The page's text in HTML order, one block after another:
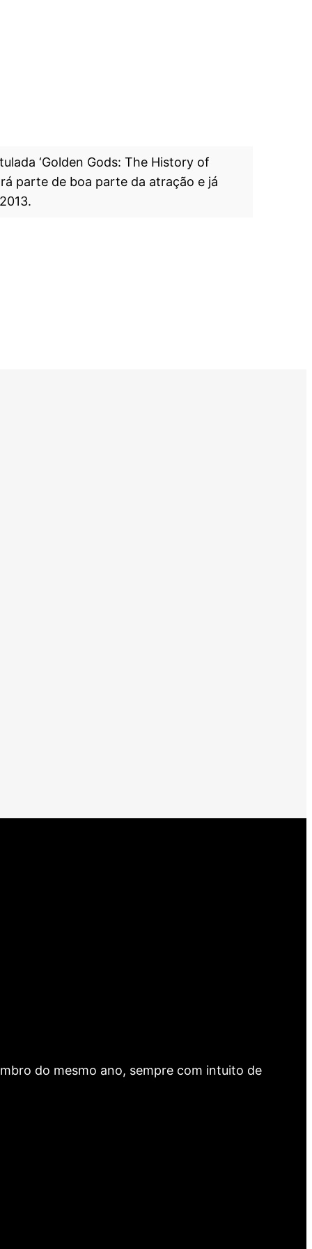
‘Golden Gods: The History of
parte de boa parte da atração e já
do mesmo ano, sempre com intuito de